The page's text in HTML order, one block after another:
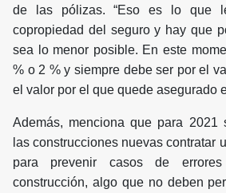
de las pólizas. “Eso es lo que
copropiedad del seguro y hay que
sea lo menor posible. En este
% o 2 % y siempre debe ser por el
el valor por el que quede asegurado
Además, menciona que para 2021
las construcciones nuevas contratar
para prevenir casos de
construcción, algo que no deben